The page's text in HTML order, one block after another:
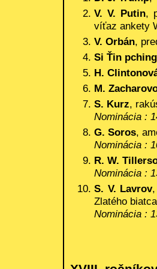
V. V. Putin,
víťaz ankety
V. Orbán,
Si Ťin pching
H.
M.
S. Kurz,
Nominácia :
G. Soros,
Nominácia :
R. W.
Nominácia :
S. V. Lavrov,
Zlatého
Nominácia :